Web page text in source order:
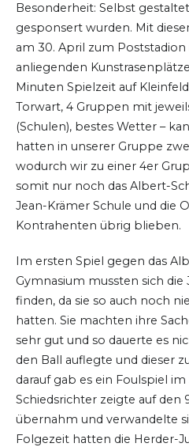
Besonderheit: Selbst
gesponsert wurden. Mit
am 30. April zum
anliegenden
Minuten Spielzeit auf
Torwart, 4 Gruppen mit
(Schulen), bestes Wetter –
hatten in unserer Gruppe
wodurch wir zu einer 4er
somit nur noch das Albert-
Jean-Krämer Schule und die
Kontrahenten übrig blieben.
Im ersten Spiel gegen das
Gymnasium mussten sich
finden, da sie so auch noch
hatten. Sie machten ihre
sehr gut und so dauerte es
den Ball auflegte und dieser
darauf gab es ein Foulspiel
Schiedsrichter zeigte auf den
übernahm und verwandelte
Folgezeit hatten die Herder-